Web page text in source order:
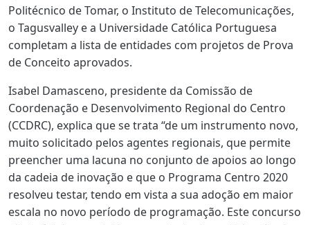
Politécnico de Tomar, o Instituto de Telecomunicações,
o Tagusvalley e a Universidade Católica Portuguesa
completam a lista de entidades com projetos de Prova
de Conceito aprovados.
Isabel Damasceno, presidente da Comissão de
Coordenação e Desenvolvimento Regional do Centro
(CCDRC), explica que se trata “de um instrumento novo,
muito solicitado pelos agentes regionais, que permite
preencher uma lacuna no conjunto de apoios ao longo
da cadeia de inovação e que o Programa Centro 2020
resolveu testar, tendo em vista a sua adoção em maior
escala no novo período de programação. Este concurso